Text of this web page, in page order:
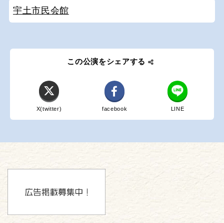
宇土市民会館
この公演をシェアする
X(twitter) facebook LINE